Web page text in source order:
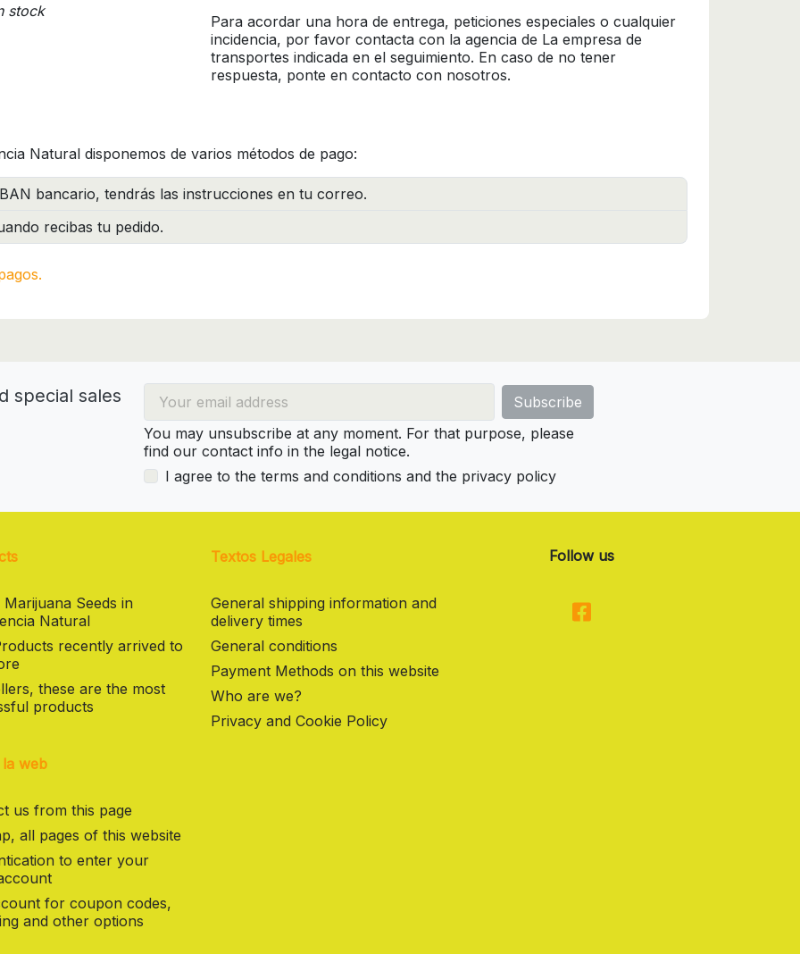
stock
Para acordar una hora de entrega, peticiones especiales o cualquier
incidencia, por favor contacta con la agencia de La empresa de
transportes indicada en el seguimiento. En caso de no tener
respuesta, ponte en contacto con nosotros.
Natural disponemos de varios métodos de pago:
bancario, tendrás las instrucciones en tu correo.
recibas tu pedido.
special sales
You may unsubscribe at any moment. For that purpose, please
find our contact info in the legal notice.
I agree to the terms and conditions and the privacy policy
Marijuana Seeds in
Natural
recently arrived to
these are the most
products
web
us from this page
all pages of this website
to enter your
for coupon codes,
and other options
Textos Legales
General shipping information and
delivery times
General conditions
Payment Methods on this website
Who are we?
Privacy and Cookie Policy
Follow us